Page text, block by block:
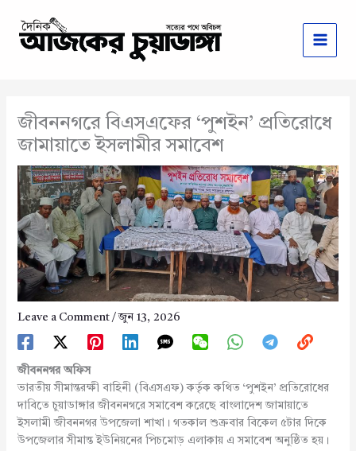
content
জীবননগরে বিএসএফের ‘পুশইন’ প্রতিরোধে
জামায়াতে ইসলামীর সমাবেশ
Leave a Comment /জুন 13, 2026
জীবননগর অফিস
ভারতীয় সীমান্তরক্ষী বাহিনী (বিএসএফ) কর্তৃক কথিত ‘পুশইন’ প্রতিরোধের
দাবিতে চুয়াডাঙ্গার জীবননগরে সমাবেশ করেছে বাংলাদেশ জামায়াতে
ইসলামী জীবননগর উপজেলা শাখা। গতকাল শুক্রবার বিকেল ৫টার দিকে
উপজেলার সীমান্ত ইউনিয়নের পিচমোড় এলাকায় এ সমাবেশ অনুষ্ঠিত হয়।